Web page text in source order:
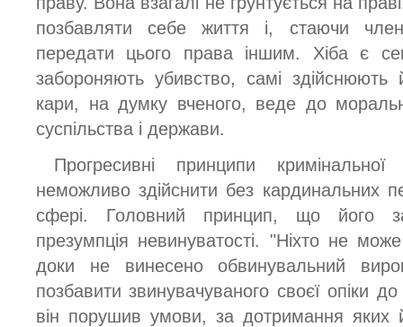
позбавляти себе життя і, стаючи
передати цього права іншим. Хіба є
забороняють убивство, самі здійснюють
кари, на думку вченого, веде до
суспільства і держави.
Прогресивні принципи
неможливо здійснити без кардинальних
сфері. Головний принцип, що його
презумпція невинуватості. "Ніхто не
доки не винесено обвинувальний
позбавити звинувачуваного своєї опіки
він порушив умови, за дотримання яких